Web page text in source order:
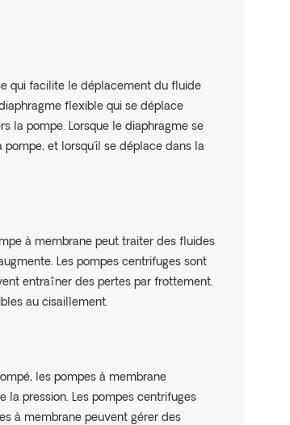
qui facilite le déplacement du fluide
flexible qui se déplace
la pompe. Lorsque le diaphragme se
et lorsqu'il se déplace dans la
à membrane peut traiter des fluides
Les pompes centrifuges sont
entraîner des pertes par frottement.
au cisaillement.
les pompes à membrane
la pression. Les pompes centrifuges
à membrane peuvent gérer des